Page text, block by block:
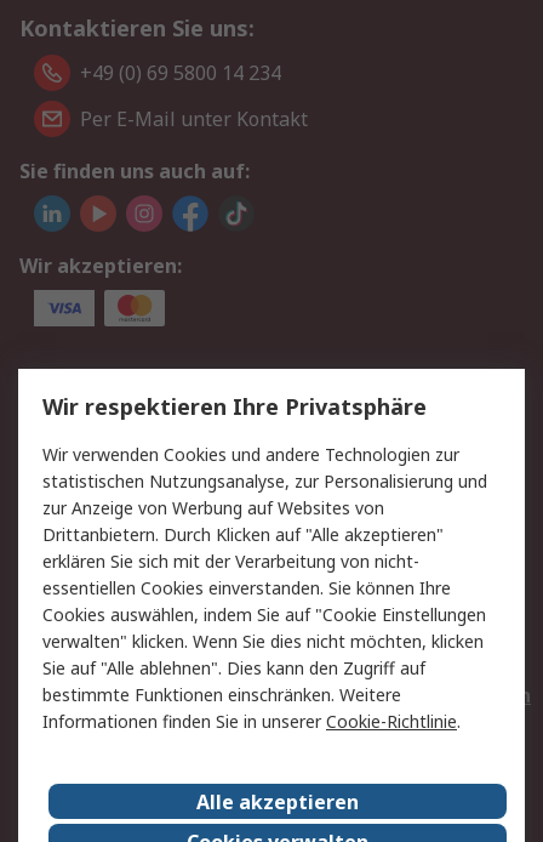
Kontaktieren Sie uns:
+49 (0) 69 5800 14 234
Per E-Mail unter Kontakt
Sie finden uns auch auf:
Wir akzeptieren:
Service
Value Added Services
Lieferlösungen
Rücksendungen
Kontakt
Hilfe
Privatkunden
Rechtliches
AGB
Datenschutz
Cookie-Richtlinie
Zahlungsbedingungen
Copyright/Impressum
Entsorgung
Elektrogeräte/Batterien
RS weltweit
Karriere bei RS
Nachhaltigkeit
Wir respektieren Ihre Privatsphäre
Wir verwenden Cookies und andere Technologien zur
statistischen Nutzungsanalyse, zur Personalisierung und
zur Anzeige von Werbung auf Websites von
Drittanbietern. Durch Klicken auf "Alle akzeptieren"
erklären Sie sich mit der Verarbeitung von nicht-
essentiellen Cookies einverstanden. Sie können Ihre
Cookies auswählen, indem Sie auf "Cookie Einstellungen
verwalten" klicken. Wenn Sie dies nicht möchten, klicken
Sie auf "Alle ablehnen". Dies kann den Zugriff auf
bestimmte Funktionen einschränken. Weitere
Informationen finden Sie in unsererCookie-Richtlinie.
Alle akzeptieren